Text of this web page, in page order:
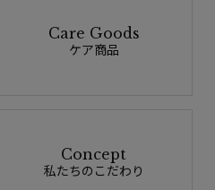
Care Goods
ケア商品
Concept
私たちのこだわり